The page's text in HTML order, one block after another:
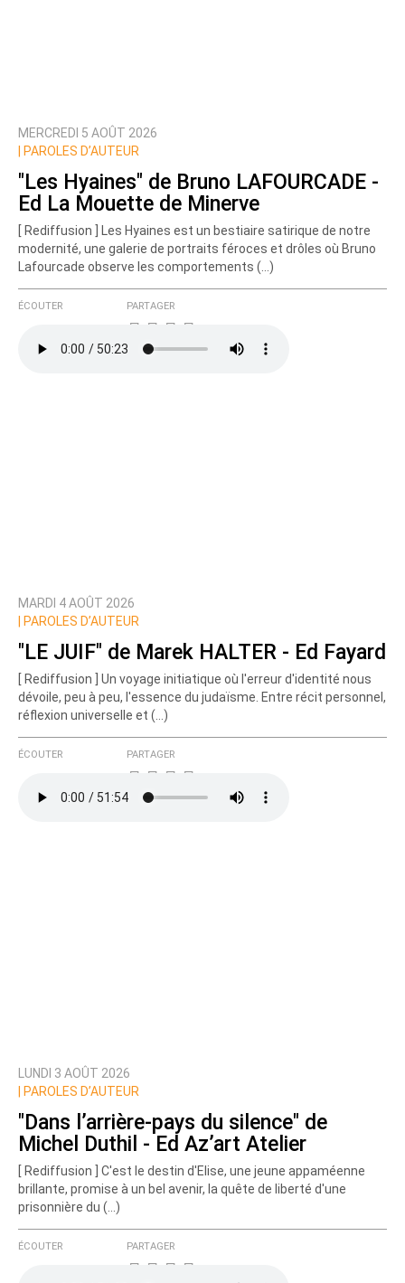
MERCREDI 5 AOÛT 2026
PAROLES D’AUTEUR
"Les Hyaines" de Bruno LAFOURCADE -
Ed La Mouette de Minerve
[ Rediffusion ] Les Hyaines est un bestiaire satirique de notre
modernité, une galerie de portraits féroces et drôles où Bruno
Lafourcade observe les comportements (…)
ÉCOUTER PARTAGER
MARDI 4 AOÛT 2026
PAROLES D’AUTEUR
"LE JUIF" de Marek HALTER - Ed Fayard
[ Rediffusion ] Un voyage initiatique où l'erreur d'identité nous
dévoile, peu à peu, l'essence du judaïsme. Entre récit personnel,
réflexion universelle et (…)
ÉCOUTER PARTAGER
LUNDI 3 AOÛT 2026
PAROLES D’AUTEUR
"Dans l’arrière-pays du silence" de
Michel Duthil - Ed Az’art Atelier
[ Rediffusion ] C'est le destin d'Elise, une jeune appaméenne
brillante, promise à un bel avenir, la quête de liberté d'une
prisonnière du (…)
ÉCOUTER PARTAGER